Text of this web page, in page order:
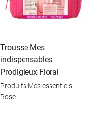
Trousse Mes
indispensables
Prodigieux Floral
Produits Mes essentiels
Rose